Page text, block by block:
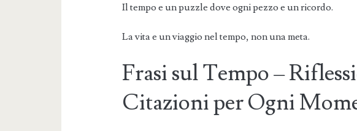
Il tempo e un puzzle dove ogni pezzo e un ricordo.
La vita e un viaggio nel tempo, non una meta.
Frasi sul Tempo –
Citazioni per Ogni